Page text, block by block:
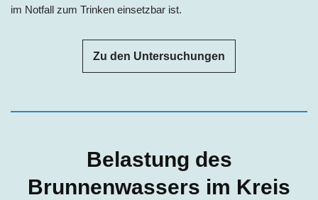
im Notfall zum Trinken einsetzbar ist.
Zu den Untersuchungen
Belastung des
Brunnenwassers im Kreis